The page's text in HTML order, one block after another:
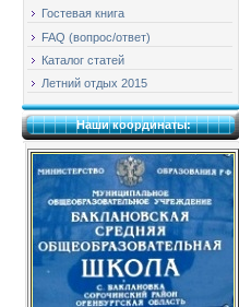
Гостевая книга
FAQ (вопрос/ответ)
Каталог статей
Летний отдых 2015
Наши координаты: